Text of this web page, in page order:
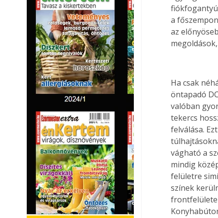
a
az
Ha csak
öntapadó
valóban
tekercs
felválása.
vágható a
mindig
felületre
színek